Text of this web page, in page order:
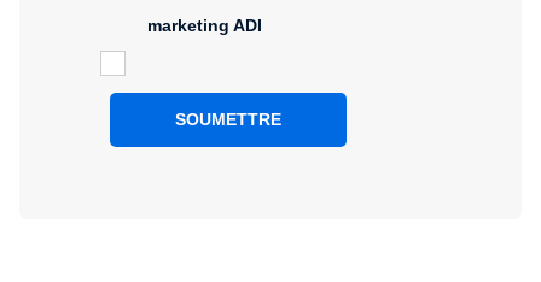
marketing ADI
SOUMETTRE